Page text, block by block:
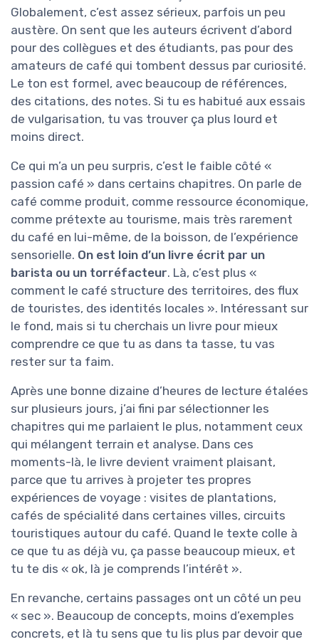
Globalement, c’est assez sérieux, parfois un peu
austère. On sent que les auteurs écrivent d’abord
pour des collègues et des étudiants, pas pour des
amateurs de café qui tombent dessus par curiosité.
Le ton est formel, avec beaucoup de références,
des citations, des notes. Si tu es habitué aux essais
de vulgarisation, tu vas trouver ça plus lourd et
moins direct.
Ce qui m’a un peu surpris, c’est le faible côté «
passion café » dans certains chapitres. On parle de
café comme produit, comme ressource économique,
comme prétexte au tourisme, mais très rarement
du café en lui-même, de la boisson, de l’expérience
sensorielle. On est loin d’un livre écrit par un
barista ou un torréfacteur. Là, c’est plus «
comment le café structure des territoires, des flux
de touristes, des identités locales ». Intéressant sur
le fond, mais si tu cherchais un livre pour mieux
comprendre ce que tu as dans ta tasse, tu vas
rester sur ta faim.
Après une bonne dizaine d’heures de lecture étalées
sur plusieurs jours, j’ai fini par sélectionner les
chapitres qui me parlaient le plus, notamment ceux
qui mélangent terrain et analyse. Dans ces
moments-là, le livre devient vraiment plaisant,
parce que tu arrives à projeter tes propres
expériences de voyage : visites de plantations,
cafés de spécialité dans certaines villes, circuits
touristiques autour du café. Quand le texte colle à
ce que tu as déjà vu, ça passe beaucoup mieux, et
tu te dis « ok, là je comprends l’intérêt ».
En revanche, certains passages ont un côté un peu
« sec ». Beaucoup de concepts, moins d’exemples
concrets, et là tu sens que tu lis plus par devoir que